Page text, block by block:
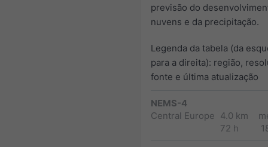
previsão do
nuvens e da precipitação.
Legenda da tabela (da
para a direita): região,
fonte e última atualização
NEMS-4
Central Europe 4.0 km
72 h